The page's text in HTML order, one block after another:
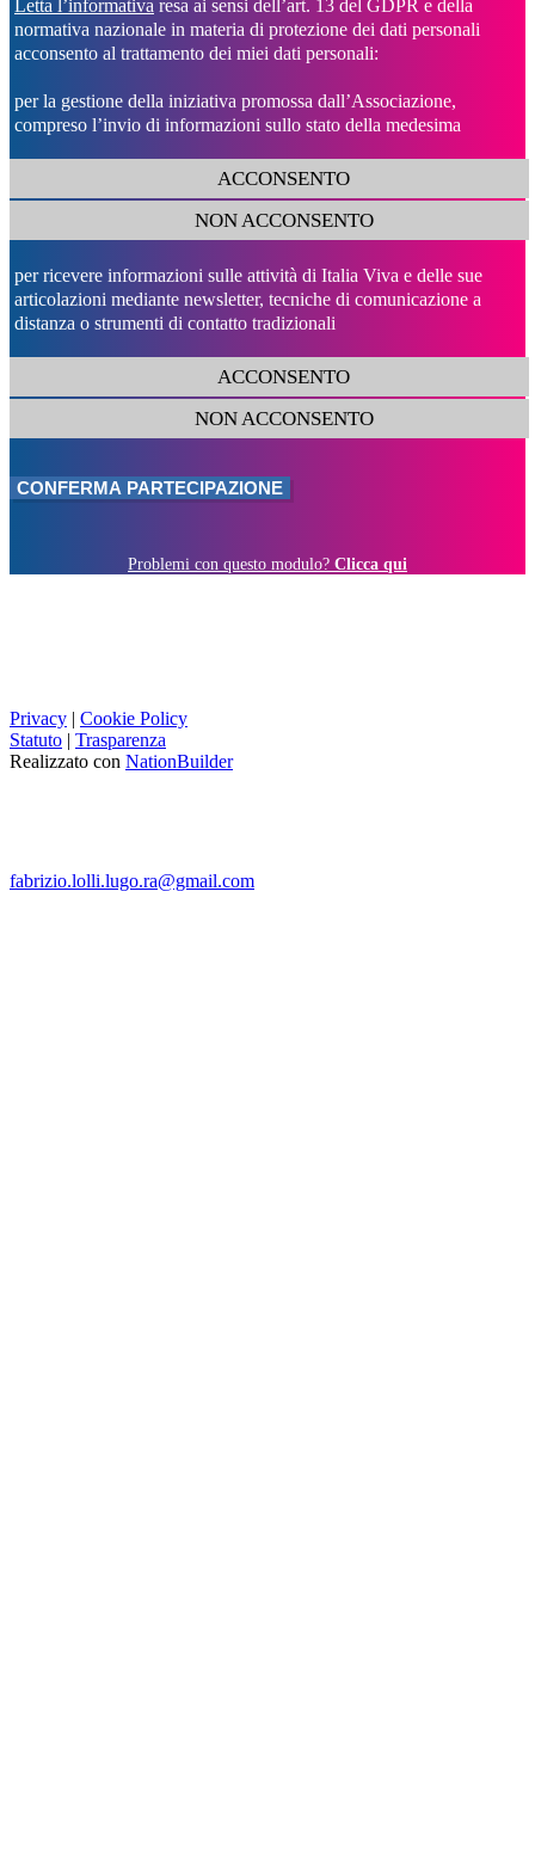
Letta l’informativa resa ai sensi dell’art. 13 del GDPR e della
normativa nazionale in materia di protezione dei dati personali
acconsento al trattamento dei miei dati personali:
per la gestione della iniziativa promossa dall’Associazione,
compreso l’invio di informazioni sullo stato della medesima
ACCONSENTO
NON ACCONSENTO
per ricevere informazioni sulle attività di Italia Viva e delle sue
articolazioni mediante newsletter, tecniche di comunicazione a
distanza o strumenti di contatto tradizionali
ACCONSENTO
NON ACCONSENTO
Problemi con questo modulo? Clicca qui
Privacy | Cookie Policy
Statuto | Trasparenza
Realizzato con NationBuilder
fabrizio.lolli.lugo.ra@gmail.com